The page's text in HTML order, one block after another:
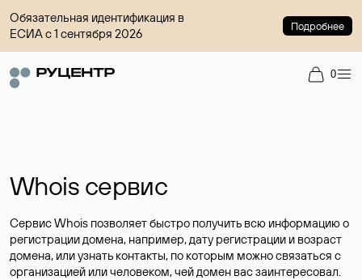
Обязательная идентификация в
ЕСИА с 1 сентября 2026
Подробнее
0
Whois сервис
Сервис Whois позволяет быстро получить всю информацию о
регистрации домена, например, дату регистрации и возраст
домена, или узнать контакты, по которым можно связаться с
организацией или человеком, чей домен вас заинтересовал.